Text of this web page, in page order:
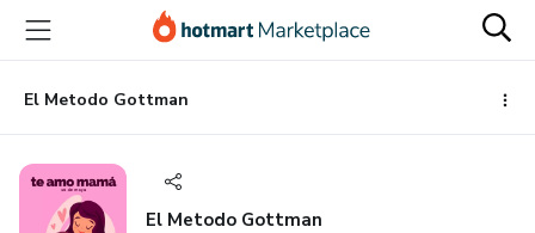
principal
página
de
página
El Metodo Gottman
El Metodo Gottman